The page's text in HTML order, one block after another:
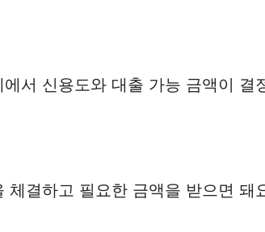
서 신용도와 대출 가능 금액이 결
결하고 필요한 금액을 받으면 돼